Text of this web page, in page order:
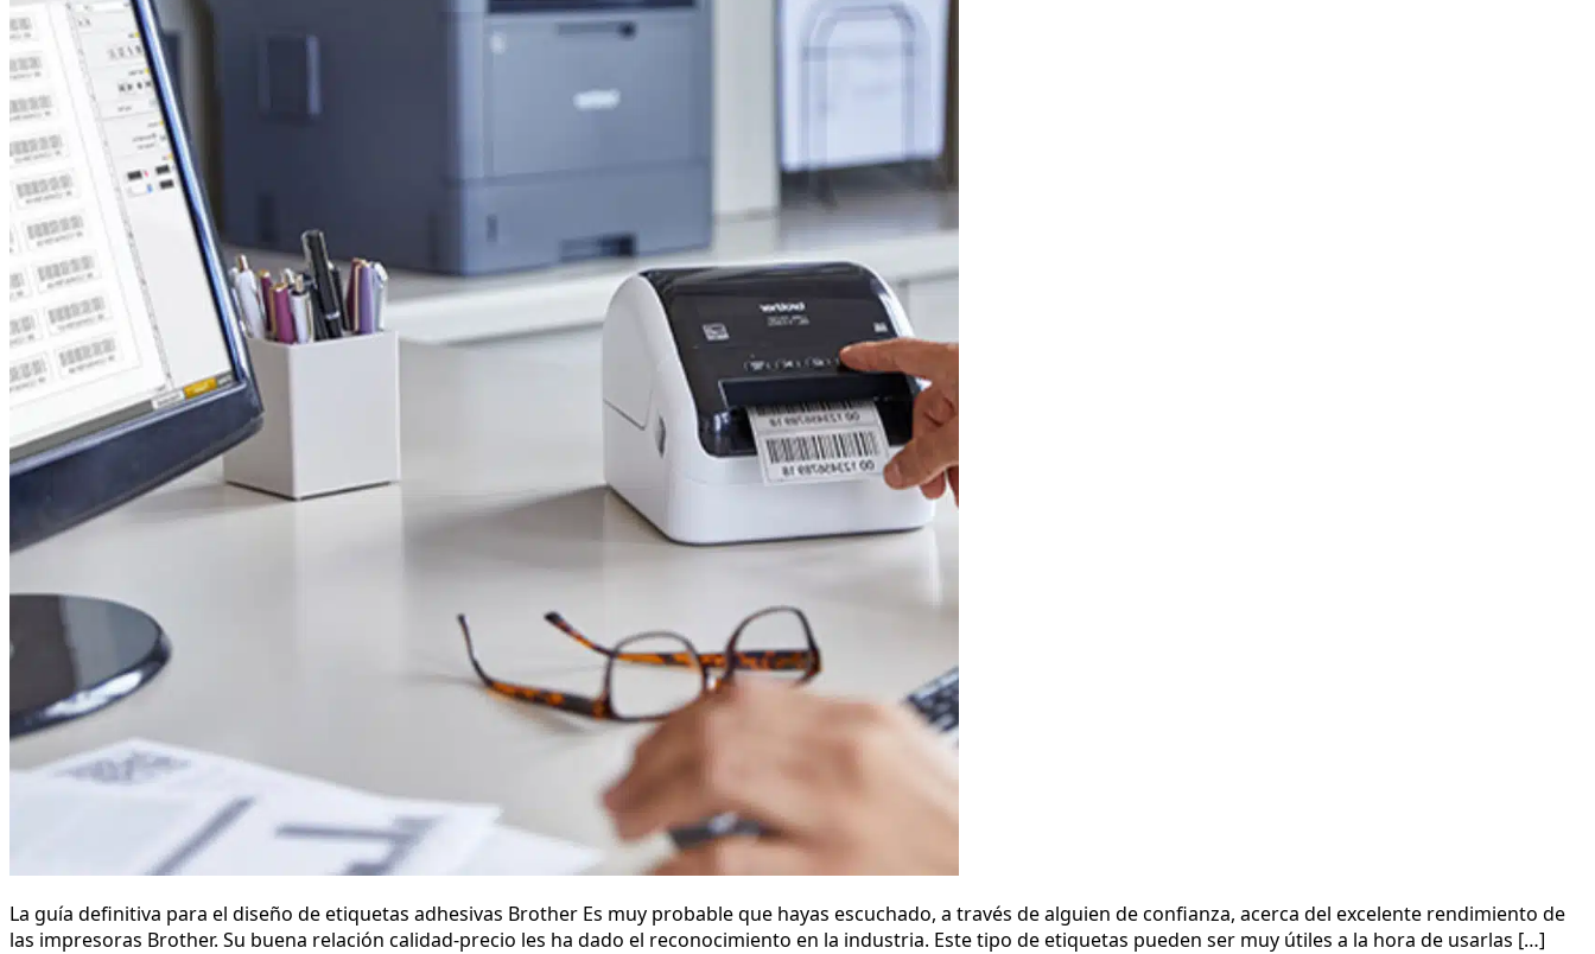
La guía definitiva para el diseño de etiquetas adhesivas Brother Es muy probable que hayas escuchado, a través de alguien de confianza, acerca del excelente rendimiento de
las impresoras Brother. Su buena relación calidad-precio les ha dado el reconocimiento en la industria. Este tipo de etiquetas pueden ser muy útiles a la hora de usarlas […]